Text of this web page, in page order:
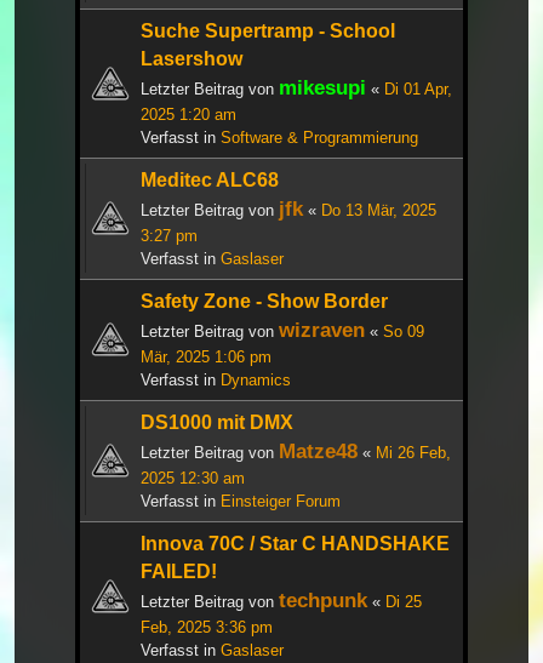
Suche Supertramp - School
Lasershow
Letzter Beitrag von mikesupi « Di 01 Apr,
2025 1:20 am
Verfasst in Software & Programmierung
Meditec ALC68
Letzter Beitrag von jfk« Do 13 Mär, 2025
3:27 pm
Verfasst in Gaslaser
Safety Zone - Show Border
Letzter Beitrag von wizraven « So 09
Mär, 2025 1:06 pm
Verfasst in Dynamics
DS1000 mit DMX
Letzter Beitrag von Matze48 « Mi 26 Feb,
2025 12:30 am
Verfasst in Einsteiger Forum
Innova 70C / Star C HANDSHAKE
FAILED!
Letzter Beitrag von techpunk« Di 25
Feb, 2025 3:36 pm
Verfasst in Gaslaser